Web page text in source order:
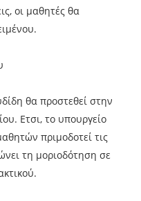
οι μαθητές θα
θα προστεθεί στην
Ετσι, το υπουργείο
πριμοδοτεί τις
τη μοριοδότηση σε